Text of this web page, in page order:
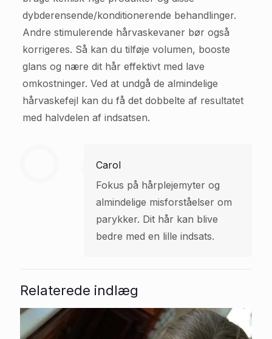
dybderensende/konditionerende behandlinger.
Andre stimulerende hårvaskevaner bør også
korrigeres. Så kan du tilføje volumen, booste
glans og nære dit hår effektivt med lave
omkostninger. Ved at undgå de almindelige
hårvaskefejl kan du få det dobbelte af resultatet
med halvdelen af indsatsen.
Carol
Fokus på hårplejemyter og
almindelige misforståelser om
parykker. Dit hår kan blive
bedre med en lille indsats.
Relaterede indlæg